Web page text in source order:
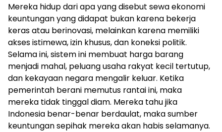
Mereka hidup dari apa yang disebut sewa ekonomi
keuntungan yang didapat bukan karena bekerja
keras atau berinovasi, melainkan karena memiliki
akses istimewa, izin khusus, dan koneksi politik.
Selama ini, sistem ini membuat harga barang
menjadi mahal, peluang usaha rakyat kecil tertutup,
dan kekayaan negara mengalir keluar. Ketika
pemerintah berani memutus rantai ini, maka
mereka tidak tinggal diam. Mereka tahu jika
Indonesia benar-benar berdaulat, maka sumber
keuntungan sepihak mereka akan habis selamanya.